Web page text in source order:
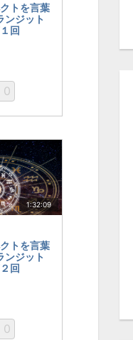
トを言葉
ンジット
回
0
1:32:09
トを言葉
ンジット
回
0